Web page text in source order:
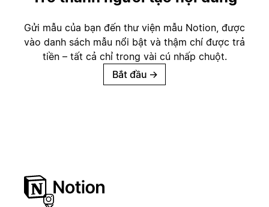
Gửi mẫu của bạn đến thư viện mẫu Notion, được
vào danh sách mẫu nổi bật và thậm chí được trả
tiền – tất cả chỉ trong vài cú nhấp chuột.
Bắt đầu →